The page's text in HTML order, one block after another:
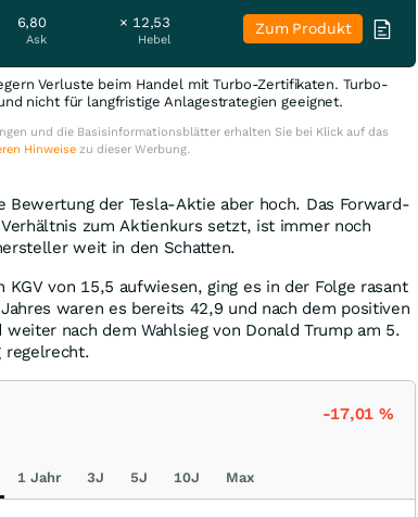
6,80
Ask
× 12,53
Hebel
Zum Produkt
Verluste beim Handel mit Turbo-Zertifikaten. Turbo-
nicht für langfristige Anlagestrategien geeignet.
und die Basisinformationsblätter erhalten Sie bei Klick auf das
Hinweisezu dieser Werbung.
Bewertung der Tesla-Aktie aber hoch. Das Forward-
zum Aktienkurs setzt, ist immer noch
weit in den Schatten.
von 15,5 aufwiesen, ging es in der Folge rasant
waren es bereits 42,9 und nach dem positiven
nach dem Wahlsieg von Donald Trump am 5.
regelrecht.
-17,01 %
1 Jahr 3J 5J 10J Max